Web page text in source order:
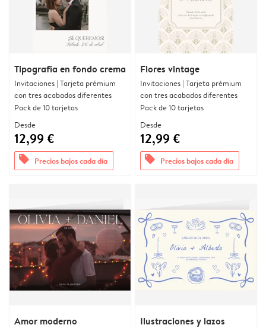
Tipografía en fondo crema
Invitaciones | Tarjeta prémium
con tres acabados diferentes
Pack de 10 tarjetas
Desde
12,99 €
offers Precios bajos cada día
Flores vintage
Invitaciones | Tarjeta prémium
con tres acabados diferentes
Pack de 10 tarjetas
Desde
12,99 €
offers Precios bajos cada día
Amor moderno Ilustraciones y lazos